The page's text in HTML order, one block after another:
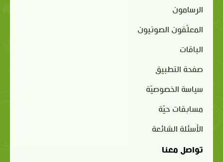
الرسامون
المعلّقون الصوتيون
الباقات
صفحة التطبيق
سياسة الخصوصيّة
مسابقات حيّة
الأسئلة الشائعة
تواصل معنا